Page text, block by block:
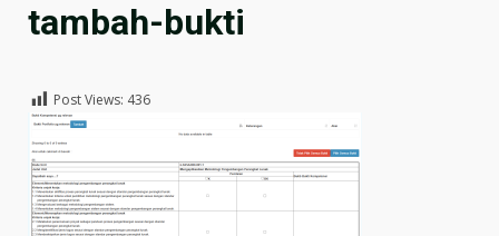
tambah-bukti
Post Views: 436